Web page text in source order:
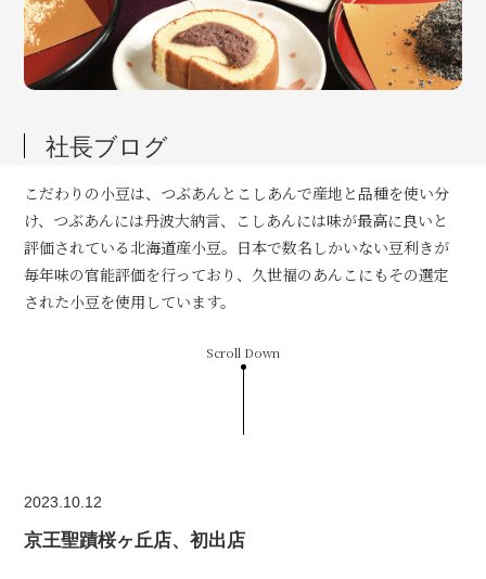
社長ブログ
こだわりの小豆は、つぶあんとこしあんで産地と品種を使い分
け、つぶあんには丹波大納言、こしあんには味が最高に良いと
評価されている北海道産小豆。日本で数名しかいない豆利きが
毎年味の官能評価を行っており、久世福のあんこにもその選定
された小豆を使用しています。
Scroll Down
2023.10.12
京王聖蹟桜ヶ丘店、初出店